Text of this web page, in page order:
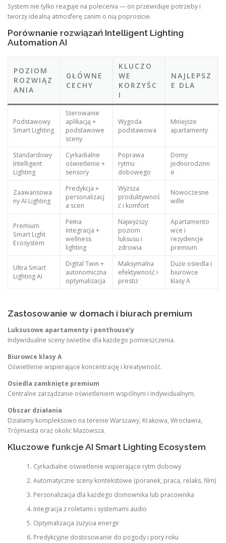
System nie tylko reaguje na polecenia — on przewiduje potrzeby i
tworzy idealną atmosferę zanim o nią poprosicie.
Porównanie rozwiązań Intelligent Lighting
Automation AI
POZIOM
ROZWIĄZ
ANIA
GŁÓWNE
CECHY
KLUCZO
WE
KORZYŚC
I
NAJLEPSZ
E DLA
Podstawowy
Smart Lighting
Sterowanie
aplikacją +
podstawowe
sceny
Wygoda
podstawowa
Mniejsze
apartamenty
Standardowy
Intelligent
Lighting
Cyrkadialne
oświetlenie +
sensory
Poprawa
rytmu
dobowego
Domy
jednorodzinn
e
Zaawansowa
ny AI Lighting
Predykcja +
personalizacj
a scen
Wyższa
produktywnoś
ć i komfort
Nowoczesne
wille
Premium
Smart Light
Ecosystem
Pełna
integracja +
wellness
lighting
Najwyższy
poziom
luksusu i
zdrowia
Apartamento
wce i
rezydencje
premium
Ultra Smart
Lighting AI
Digital Twin +
autonomiczna
optymalizacja
Maksymalna
efektywność i
prestiż
Duże osiedla i
biurowce
klasy A
Zastosowanie w domach i biurach premium
Luksusowe apartamenty i penthouse’y
Indywidualne sceny świetlne dla każdego pomieszczenia.
Biurowce klasy A
Oświetlenie wspierające koncentrację i kreatywność.
Osiedla zamknięte premium
Centralne zarządzanie oświetleniem wspólnym i indywidualnym.
Obszar działania
Działamy kompleksowo na terenie Warszawy, Krakowa, Wrocławia,
Trójmiasta oraz okolic Mazowsza.
Kluczowe funkcje AI Smart Lighting Ecosystem
Cyrkadialne oświetlenie wspierające rytm dobowy
Automatyczne sceny kontekstowe (poranek, praca, relaks, film)
Personalizacja dla każdego domownika lub pracownika
Integracja z roletami i systemami audio
Optymalizacja zużycia energii
Predykcyjne dostosowanie do pogody i pory roku